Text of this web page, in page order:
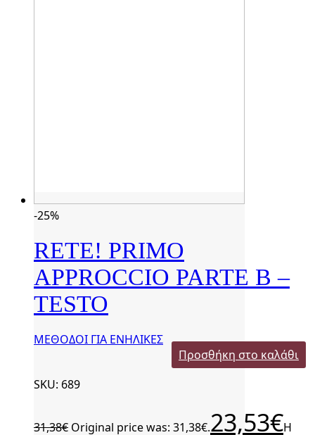
-25%
RETE! PRIMO
APPROCCIO PARTE B –
TESTO
ΜΕΘΟΔΟΙ ΓΙΑ ΕΝΗΛΙΚΕΣ
Προσθήκη στο καλάθι
SKU: 689
31,38€ Original price was: 31,38€.23,53€Η